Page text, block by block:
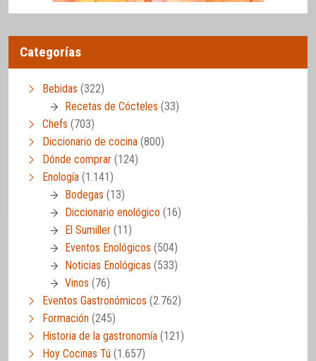
Categorías
Bebidas (322)
Recetas de Cócteles (33)
Chefs (703)
Diccionario de cocina (800)
Dónde comprar (124)
Enología (1.141)
Bodegas (13)
Diccionario enológico (16)
El Sumiller (11)
Eventos Enológicos (504)
Noticias Enológicas (533)
Vinos (76)
Eventos Gastronómicos (2.762)
Formación (245)
Historia de la gastronomía (121)
Hoy Cocinas Tú (1.657)